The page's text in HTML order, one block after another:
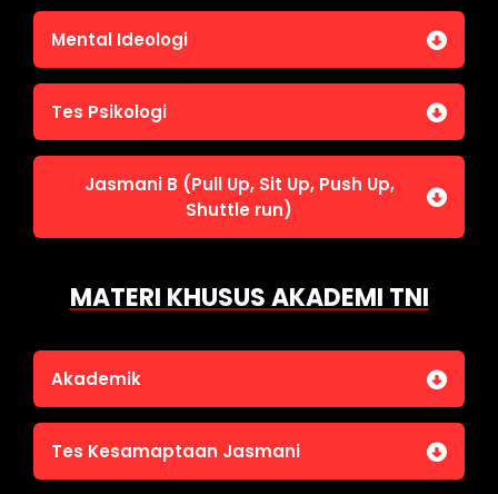
Penalaran Numerik
Pengetahuan Umum (termasuk UU Kepolisian)
Tes Wawasan Kebangsaan
Jasmani A (Lari 12 menit)
Mental Ideologi
Mental Ideologi
Tes Psikologi
Tes Kecerdasan
Tes Kecermatan
Tes Kepribadian
Jasmani B (Pull Up, Sit Up, Push Up,
Shuttle run)
MATERI KHUSUS AKADEMI TNI
Akademik
Bahasa Indonesia
Tes Kesamaptaan Jasmani